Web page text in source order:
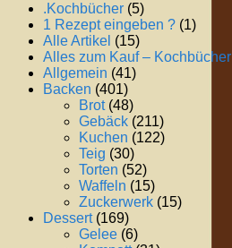
.Kochbücher (5)
1 Rezept eingeben ? (1)
Alle Artikel (15)
Alles zum Kauf – Kochbücher
Allgemein (41)
Backen (401)
Brot(48)
Gebäck (211)
Kuchen (122)
Teig (30)
Torten (52)
Waffeln (15)
Zuckerwerk (15)
Dessert(169)
Gelee (6)